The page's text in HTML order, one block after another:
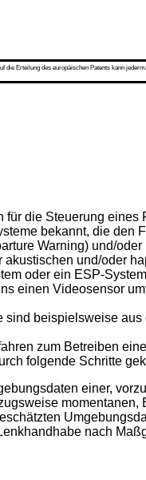
die Erteilung des europäischen Patents kann
für die Steuerung
bekannt, die den
Warning) und/
und/oder
oder ein ESP-
einen Videosensor
sind beispielsweise aus
zum Betreiben
folgende Schritte
einer,
nach